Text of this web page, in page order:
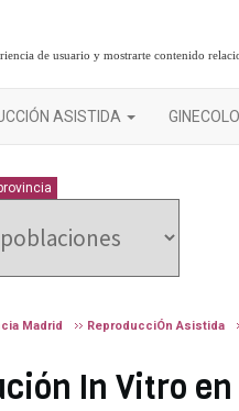
de usuario y mostrarte contenido
ASISTIDA
Madrid ReproducciÓn Asistida
In Vitro